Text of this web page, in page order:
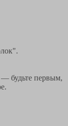
будьте первым,